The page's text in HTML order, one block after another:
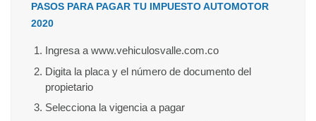
PASOS PARA PAGAR TU IMPUESTO AUTOMOTOR
2020
Ingresa a www.vehiculosvalle.com.co
Digita la placa y el número de documento del
propietario
Selecciona la vigencia a pagar